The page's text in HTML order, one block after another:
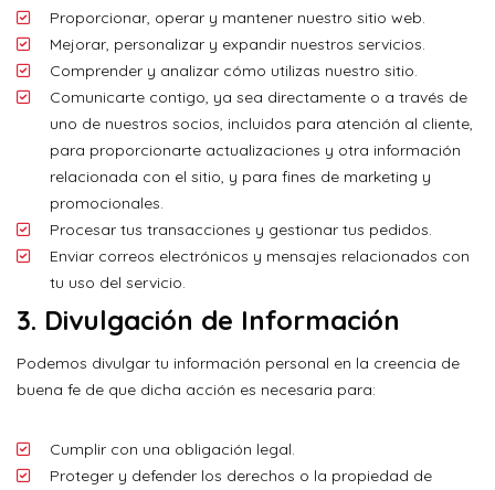
Proporcionar, operar y mantener nuestro sitio web.
Mejorar, personalizar y expandir nuestros servicios.
Comprender y analizar cómo utilizas nuestro sitio.
Comunicarte contigo, ya sea directamente o a través de
uno de nuestros socios, incluidos para atención al cliente,
para proporcionarte actualizaciones y otra información
relacionada con el sitio, y para fines de marketing y
promocionales.
Procesar tus transacciones y gestionar tus pedidos.
Enviar correos electrónicos y mensajes relacionados con
tu uso del servicio.
3. Divulgación de Información
Podemos divulgar tu información personal en la creencia de
buena fe de que dicha acción es necesaria para:
Cumplir con una obligación legal.
Proteger y defender los derechos o la propiedad de